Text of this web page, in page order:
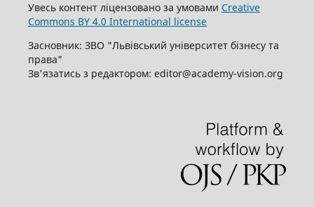
Увесь контент ліцензовано за умовами Creative
Commons BY 4.0 International license
Засновник: ЗВО "Львівський університет бізнесу та
права"
Зв'язатись з редактором: editor@academy-vision.org